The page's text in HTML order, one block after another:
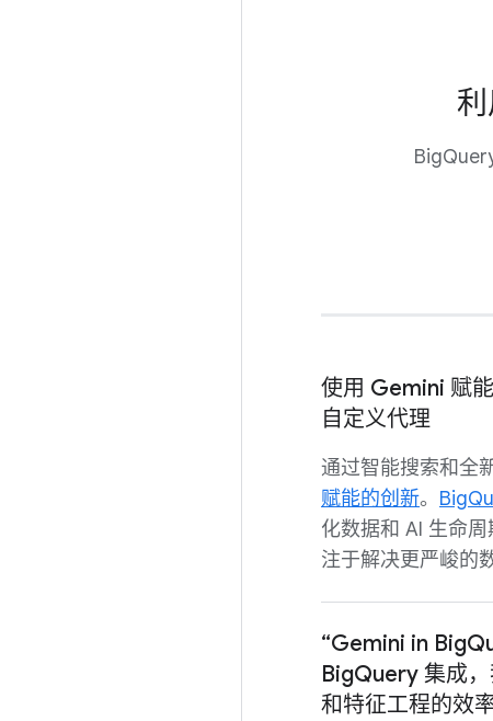
使用 Gemini 赋
自定义代理
通过智能搜索和全
赋能的创新。
化数据和 AI 生命
注于解决更严峻的
“Gemini in
BigQuery 集成
和特征工程的效